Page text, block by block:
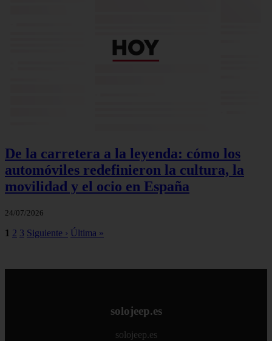
De la carretera a la leyenda: cómo los
automóviles redefinieron la cultura, la
movilidad y el ocio en España
24/07/2026
1 2 3 Siguiente › Última »
solojeep.es
solojeep.es